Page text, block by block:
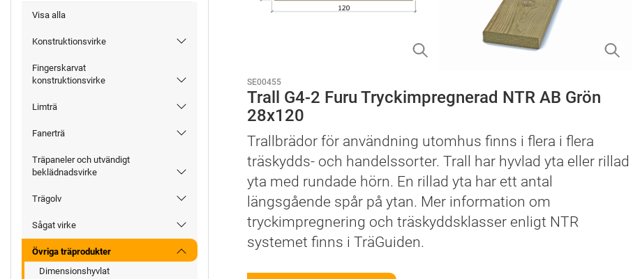
Visa alla
Konstruktionsvirke
Fingerskarvat
konstruktionsvirke
Limträ
Fanerträ
Träpaneler och utvändigt
beklädnadsvirke
Trägolv
Sågat virke
Övriga träprodukter
Dimensionshyvlat
SE00455
Trall G4-2 Furu Tryckimpregnerad NTR AB Grön
28x120
Trallbrädor för användning utomhus finns i flera i flera
träskydds- och handelssorter. Trall har hyvlad yta eller rillad
yta med rundade hörn. En rillad yta har ett antal
längsgående spår på ytan. Mer information om
tryckimpregnering och träskyddsklasser enligt NTR
systemet finns i TräGuiden.